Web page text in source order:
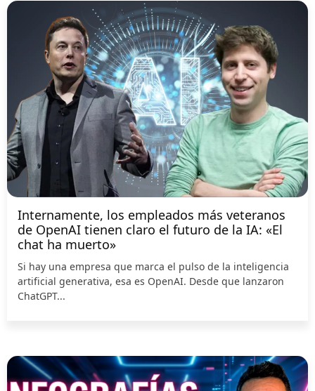
Internamente, los empleados más veteranos
de OpenAI tienen claro el futuro de la IA: «El
chat ha muerto»
Si hay una empresa que marca el pulso de la inteligencia
artificial generativa, esa es OpenAI. Desde que lanzaron
ChatGPT...